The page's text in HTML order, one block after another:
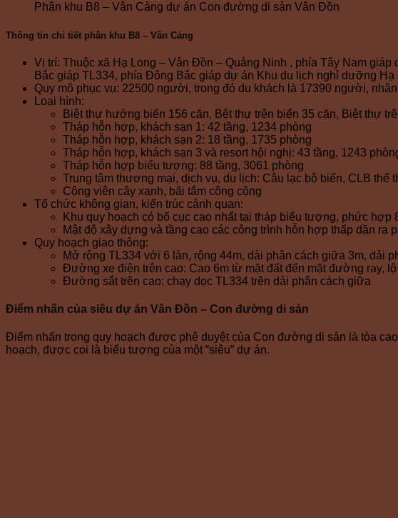
Phân khu B8 – Vân Cảng dự án Con đường di sản Vân Đồn
Thông tin chi tiết phân khu B8 – Vân Cảng
Vị trí: Thuộc xã Hạ Long – Vân Đồn – Quảng Ninh , phía Tây Nam
Bắc giáp TL334, phía Đông Bắc giáp dự án Khu du lịch nghỉ dưỡng Hạ
Quy mô phục vụ: 22500 người, trong đó du khách là 17390 người,
Loại hình:
Biệt thự hướng biển 156 căn, Bệt thự trên biển 35 căn, Biệt thự
Tháp hỗn hợp, khách sạn 1: 42 tầng, 1234 phòng
Tháp hỗn hợp, khách sạn 2: 18 tầng, 1735 phòng
Tháp hỗn hợp, khách sạn 3 và resort hội nghị: 43 tầng, 1243
Tháp hỗn hợp biểu tượng: 88 tầng, 3061 phòng
Trung tâm thương mại, dịch vụ, du lịch: Câu lạc bộ biển, CLB
Công viên cây xanh, bãi tắm công cộng
Tổ chức không gian, kiến trúc cảnh quan:
Khu quy hoạch có bố cục cao nhất tại tháp biểu tượng, phức hợp
Mật độ xây dựng và tầng cao các công trình hỗn hợp thấp dần ra
Quy hoạch giao thông:
Mở rộng TL334 với 6 làn, rộng 44m, dải phân cách giữa 3m, dải
Đường xe điện trên cao: Cao 6m từ mặt đất đến mặt đường ray,
Đường sắt trên cao: chạy dọc TL334 trên dải phân cách giữa
Điểm nhấn của siêu dự án Vân Đồn – Con đường di sản
Điểm nhấn trong quy hoạch được phê duyệt của Con đường di sản là tòa
hoạch, được coi là biểu tượng của một “siêu” dự án.